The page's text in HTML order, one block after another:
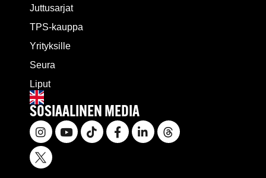
Juttusarjat
TPS-kauppa
Yrityksille
Seura
Liput
SOSIAALINEN MEDIA